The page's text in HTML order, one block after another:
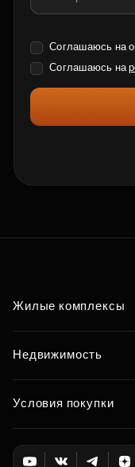
Соглашаюсь на
Соглашаюсь на
Жилые комплексы
Недвижимость
Условия покупки